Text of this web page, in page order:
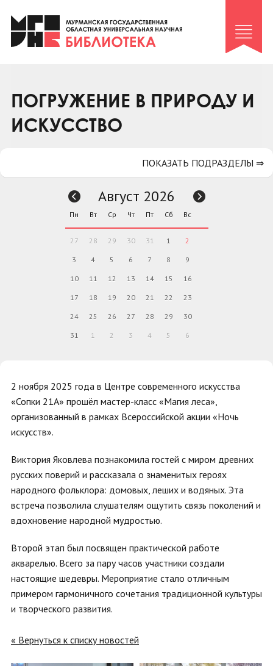
Клуб «Гиря и сельдерей»
Клуб «Семейный архив»
Коллегам
Контакты
ПОГРУЖЕНИЕ В ПРИРОДУ И
ИСКУССТВО
2 ноября 2025 года в Центре современного искусства
«Сопки 21А» прошёл мастер-класс «Магия леса»,
организованный в рамках Всероссийской акции «Ночь
искусств».
Виктория Яковлева познакомила гостей с миром древних
русских поверий и рассказала о знаменитых героях
народного фольклора: домовых, леших и водяных. Эта
встреча позволила слушателям ощутить связь поколений и
вдохновение народной мудростью.
Второй этап был посвящен практической работе
акварелью. Всего за пару часов участники создали
настоящие шедевры. Мероприятие стало отличным
примером гармоничного сочетания традиционной культуры
и творческого развития.
« Вернуться к списку новостей
ПОКАЗАТЬ ПОДРАЗДЕЛЫ ⇒
Август 2026
Пн Вт Ср Чт Пт Сб Вс
27 28 29 30 31 1 2
3 4 5 6 7 8 9
10 11 12 13 14 15 16
17 18 19 20 21 22 23
24 25 26 27 28 29 30
31 1 2 3 4 5 6